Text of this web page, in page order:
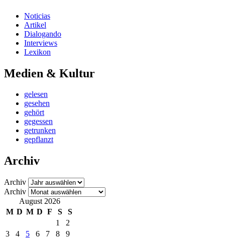
Noticias
Artikel
Dialogando
Interviews
Lexikon
Medien & Kultur
gelesen
gesehen
gehört
gegessen
getrunken
gepflanzt
Archiv
Archiv
Archiv
August 2026
M D M D F S
S
1
2
3
4 5 6 7 8
9